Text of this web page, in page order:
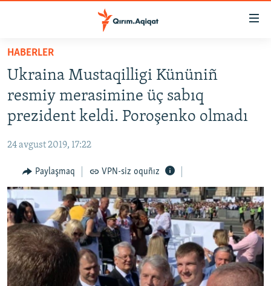
Esas
qaytmaq
Baş
navigatsiyağa
qaytmaq
Qıdıruvğa
qaytmaq
HABERLER
İQTİSADİYAT
MEDENİYET
İNSAN AQLARI
VİDEO
SÜRET
BLOGLAR
FİKİR
HABERLER
Ukraina Mustaqilligi Kününiñ
resmiy merasimine üç sabıq
prezident keldi. Poroşenko olmadı
24 avgust 2019, 17:22
Paylaşmaq VPN-siz oquñız